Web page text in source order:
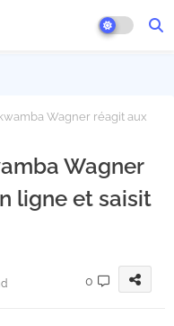
Wagner réagit aux
Wagner
ligne et saisit
0